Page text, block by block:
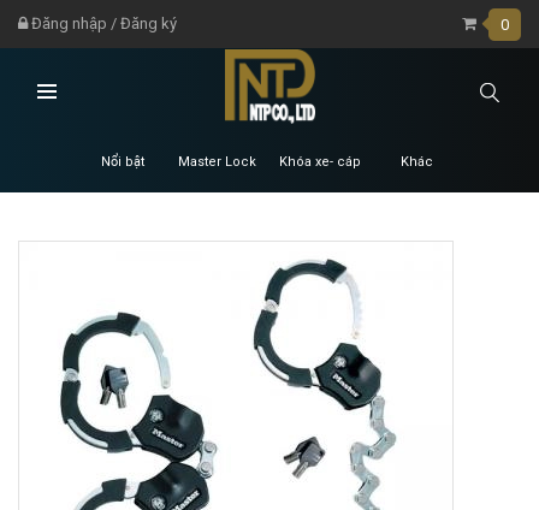
Đăng nhập / Đăng ký 0
Nổi bật Master Lock Khóa xe- cáp Khác